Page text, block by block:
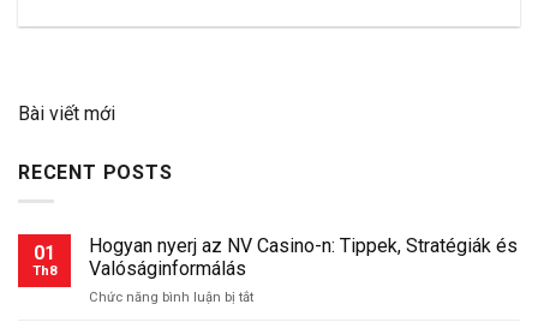
Bài viết mới
RECENT POSTS
01
Th8
Hogyan nyerj az NV Casino-n: Tippek, Stratégiák és
Valóságinformálás
Chức năng bình luận bị tắtở